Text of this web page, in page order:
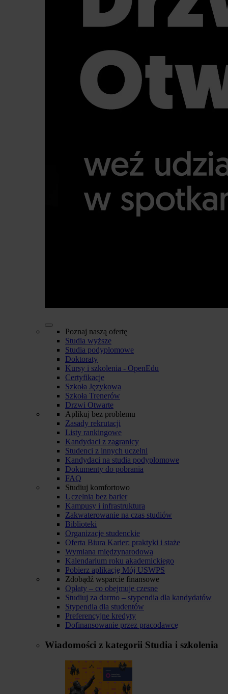
Poznaj naszą ofertę
Studia wyższe
Studia podyplomowe
Doktoraty
Kursy i szkolenia - OpenEdu
Certyfikacje
Szkoła Językowa
Szkoła Trenerów
Drzwi Otwarte
Aplikuj bez problemu
Zasady rekrutacji
Listy rankingowe
Kandydaci z zagranicy
Studenci z innych uczelni
Kandydaci na studia podyplomowe
Dokumenty do pobrania
FAQ
Studiuj komfortowo
Uczelnia bez barier
Kampusy i infrastruktura
Zakwaterowanie na czas studiów
Biblioteki
Organizacje studenckie
Oferta Biura Karier: praktyki i staże
Wymiana międzynarodowa
Kalendarium roku akademickiego
Pobierz aplikację Mój USWPS
Zdobądź wsparcie finansowe
Opłaty – co obejmuje czesne
Studiuj za darmo – stypendia dla kandydatów
Stypendia dla studentów
Preferencyjne kredyty
Dofinansowanie przez pracodawcę
Wiadomości z kategorii Studia i szkolenia